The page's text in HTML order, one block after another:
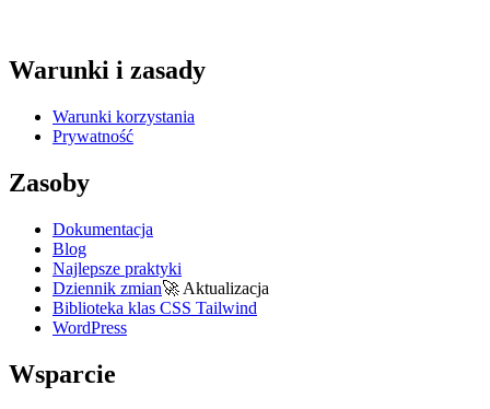
Warunki i zasady
Warunki korzystania
Prywatność
Zasoby
Dokumentacja
Blog
Najlepsze praktyki
Dziennik zmian🚀 Aktualizacja
Biblioteka klas CSS Tailwind
WordPress
Wsparcie